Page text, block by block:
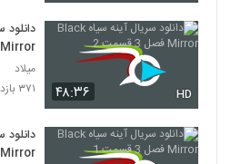
۴۸:۳۶ HD
Mirror فصل 3 قسمت 2
میلاد
۳۷۱ بازدید
Mirror فصل 3 قسمت 1